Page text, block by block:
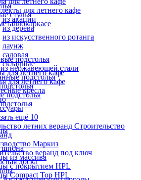
для летнего кафе
из акации
из дерева
из искусственного ротанга
лаунж
садовая
складные
для летнего кафе
для летнего кафе
кресла
ещё 10
Строительство
Маркиз
веранд под ключ
доска
стулья
подстолья
нержавеющей стали
подстолья
подстолья
шпона
из массива
с покрытием HPL
Сompact Top HPL